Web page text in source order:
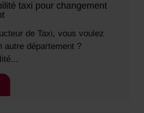
taxi pour changement
de Taxi, vous voulez
autre département ?